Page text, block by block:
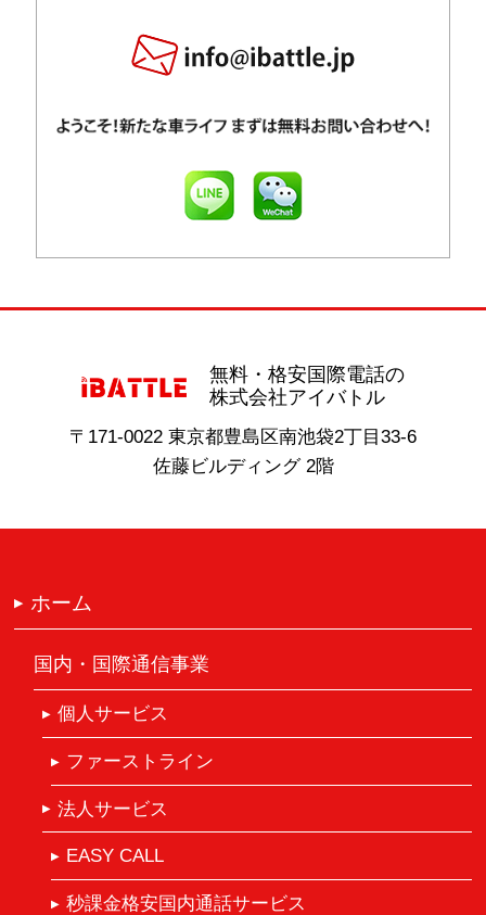
無料・格安国際電話の
株式会社アイバトル
〒171-0022 東京都豊島区南池袋2丁目33-6
佐藤ビルディング 2階
ホーム
国内・国際通信事業
個人サービス
ファーストライン
法人サービス
EASY CALL
秒課金格安国内通話サービス